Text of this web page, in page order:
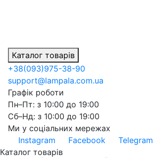
Каталог товарів
+38(093)975-38-90
support@lampala.com.ua
Графік роботи
Пн–Пт: з 10:00 до 19:00
Сб–Нд: з 10:00 до 19:00
Ми у соціальних мережах
Instagram
Facebook
Telegram
Каталог товарів